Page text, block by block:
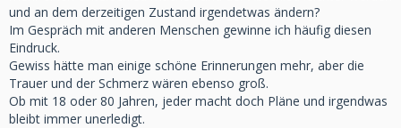
und an dem derzeitigen Zustand irgendetwas ändern?
Im Gespräch mit anderen Menschen gewinne ich häufig diesen
Eindruck.
Gewiss hätte man einige schöne Erinnerungen mehr, aber die
Trauer und der Schmerz wären ebenso groß.
Ob mit 18 oder 80 Jahren, jeder macht doch Pläne und irgendwas
bleibt immer unerledigt.